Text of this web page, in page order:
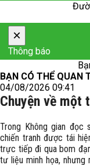
×
Thông báo
BẠN CÓ THỂ QUAN
04/08/2026 09:41
Chuyện về một
Trong Không gian đọc
chiến tranh được tái
trực tiếp đi qua bom
tư liệu minh họa,